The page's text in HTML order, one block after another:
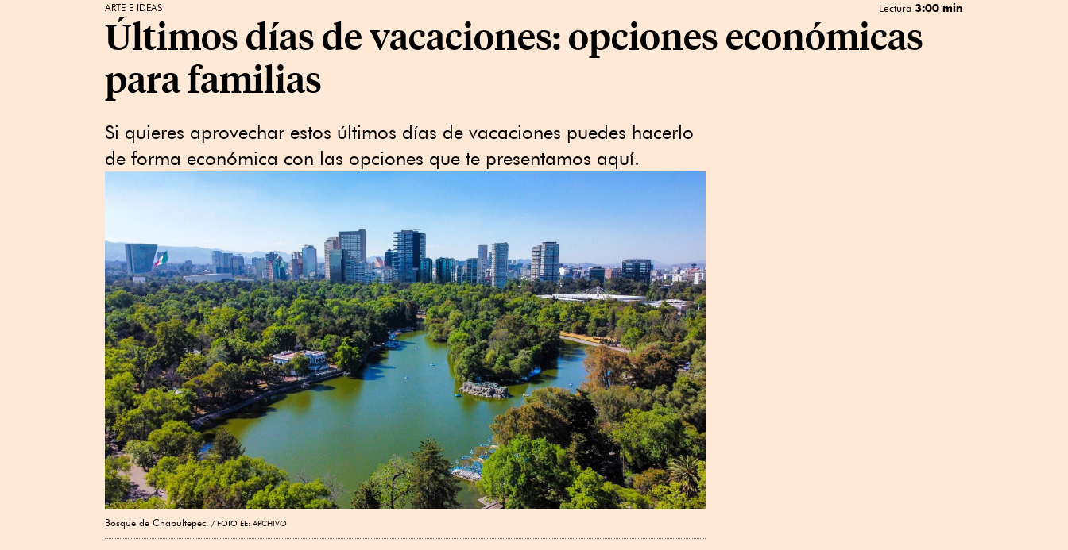
ARTE E IDEAS Lectura 3:00 min
Últimos días de vacaciones: opciones económicas
para familias
Si quieres aprovechar estos últimos días de vacaciones puedes hacerlo
de forma económica con las opciones que te presentamos aquí.
Bosque de Chapultepec. FOTO EE: ARCHIVO